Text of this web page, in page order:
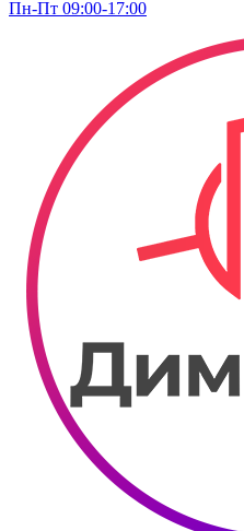
Пн-Пт 09:00-17:00